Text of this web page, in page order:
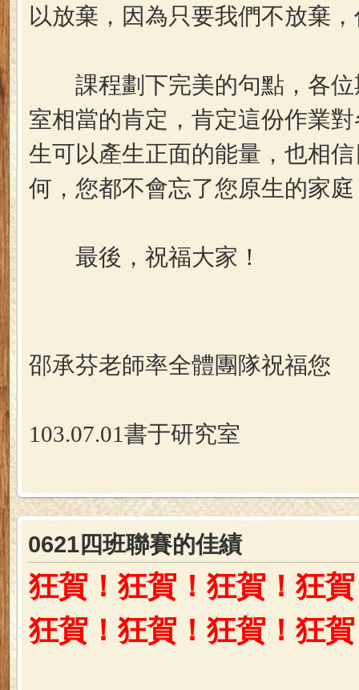
以放棄，因為只要我們不放棄
課程劃下完美的句點，各位
室相當的肯定，肯定這份作業
生可以產生正面的能量，也相
何，您都不會忘了您原生的家
最後，祝福大家！
邵承芬老師率全體團隊祝福您
103.07.01書于研究室
0621四班聯賽的佳績
狂賀！狂賀！狂賀！狂
狂賀！狂賀！狂賀！狂